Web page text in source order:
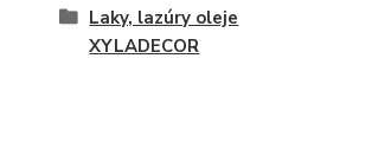
Laky, lazúry oleje
XYLADECOR